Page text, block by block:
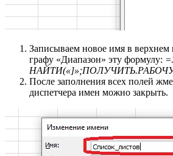
Записываем новое имя в
графу «Диапазон» эту формулу:
После заполнения всех полей
диспетчера имен можно закрыть.